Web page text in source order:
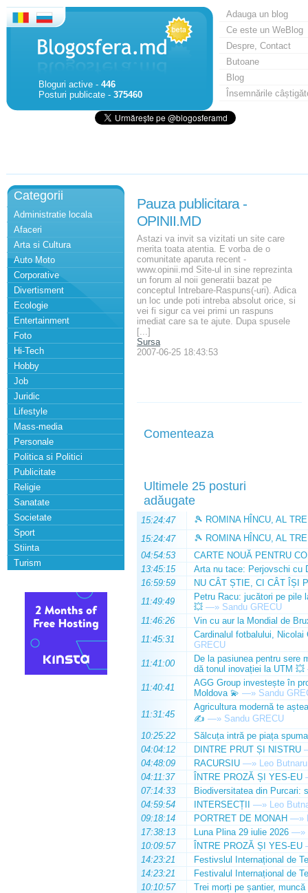
Bloguri active - 446
Posturi publicate - 375460
Adauga un blog
Ce este un WeBlog
Despre, Contact
Butoane
Blog
Însemnările
Categorii
Administratie locala
Afaceri
Arta si Cultura
Auto Moto
Corporative
Divertisment
Ecologie
Entertainment
Foto
Hi-Tech
Hobby
Job
Juridic
Lifestyle
Mass-media
Personale
Politica si Politici
Publicitate
Religie
Sanatate
Societate
Sport
Stiinta
Turism
Pauza publicitara -
OPINII.MD
Astazi va invit sa vizitati un site care
merita toata atentia. E vorba de o
comunitate aparuta recent -
www.opinii.md Site-ul in sine reprezinta
un forum al noii generatii bazat pe
conceptul Intrebare-Raspuns(-uri). Adica
un loc unde poti intreba absolut orice, si
vei fi sigur ca vei primi un raspuns
imediat care sa te ajute. Dupa spusele
[...]
Sursa
2007-06-25 18:43:53
Comenteaza
Ultimele 25 posturi
adăugate
15:24:47
🎾 ROMINA HÎNCU, AL
15:24:47
🎾 ROMINA HÎNCU, AL
04:54:53
CARTE NOUĂ PENTRU
13:45:15
Arta nu tace: Perjovschi cu
16:59:59
NU CÂT ȘTIE, CI CÂT ÎȘI
11:49:49
Petru Racu: jucători pe pile
💥 —» Sandu GRECU
11:46:26
Vin cu aur la Mondial de
11:45:31
Cardinalul fotbalului,
GRECU
11:41:00
De la pasiunea pentru sere
dă tonul inovației la UTM 💥
11:40:41
AGG Group investește în
Moldova 💫 —» Sandu
11:31:45
Agricultura modernă te
✍️ —» Sandu GRECU
10:25:22
Sălcuța intră pe piața
04:04:12
DINTRE PRUT ȘI NISTRU
04:48:09
RACURSIU —» Leo Butnaru
04:11:37
ÎNTRE PROZĂ ȘI YES-EU
07:14:33
Biodiversitatea din Purcari:
04:59:54
INTERSECȚII —» Leo
09:18:14
PORTRET DE MONAH —»
17:38:13
Luna Plina 29 iulie 2026 —»
10:09:57
ÎNTRE PROZĂ ȘI YES-EU
14:23:21
Festivslul Internațional de
14:23:21
Festivalul Internațional de
10:10:57
Trei morți pe șantier, muncă